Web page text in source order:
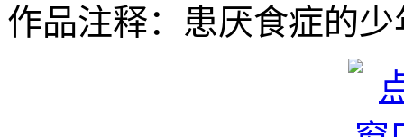
作品注释：患厌食症的少